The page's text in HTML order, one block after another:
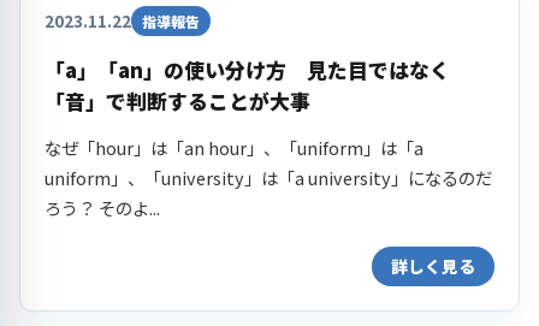
2023.11.22 指導報告
「a」「an」の使い分け方 見た目ではなく
「音」で判断することが大事
なぜ「hour」は「an hour」、「uniform」は「a
uniform」、「university」は「a university」になるのだ
ろう？ そのよ...
詳しく見る